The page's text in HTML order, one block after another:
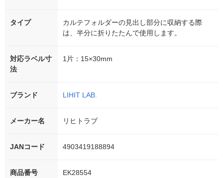
タイプ
カルテフォルダーの見出し部分に収納する際
は、半分に折りたたんで使用します。
対応ラベル寸
法
1片：15×30mm
ブランド LIHIT LAB.
メーカー名 リヒトラブ
JANコード 4903419188894
商品番号 EK28554